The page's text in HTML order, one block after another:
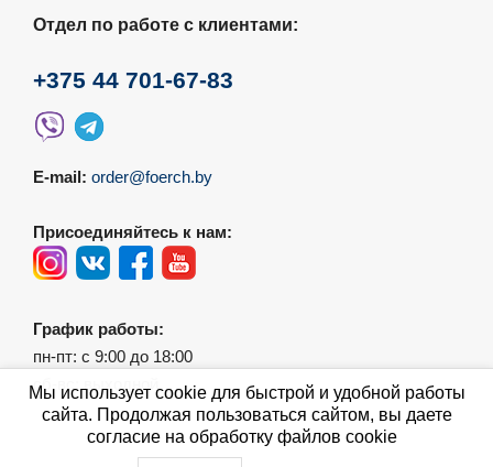
Отдел по работе с клиентами:
+375 44 701-67-83
E-mail: order@foerch.by
Присоединяйтесь к нам:
График работы:
пн-пт: с 9:00 до 18:00
сб-вс: выходной
Мы использует cookie для быстрой и удобной работы
сайта. Продолжая пользоваться сайтом, вы даете
согласие на обработку файлов cookie